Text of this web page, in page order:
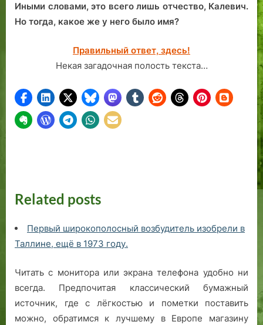
Иными словами, это всего лишь отчество, Калевич.
Но тогда, какое же у него было имя?
Правильный ответ, здесь!
Некая загадочная полость текста…
Related posts
Первый широкополосный возбудитель изобрели в
Таллине, ещё в 1973 году.
Читать с монитора или экрана телефона удобно ни
всегда. Предпочитая классический бумажный
источник, где с лёгкостью и пометки поставить
можно, обратимся к лучшему в Европе магазину